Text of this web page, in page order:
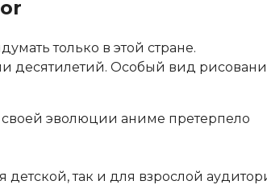
только в этой стране.
десятилетий. Особый вид
своей эволюции аниме претерпело
так и для взрослой